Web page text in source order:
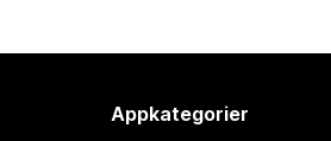
Appkategorier